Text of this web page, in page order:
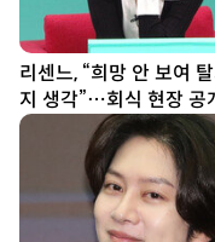
리센느, “희망 안 보여
지 생각”…회식 현장 공
참시)